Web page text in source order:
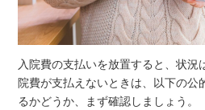
入院費の支払いを放置すると、状況
院費が支払えないときは、以下の公
るかどうか、まず確認しましょう。